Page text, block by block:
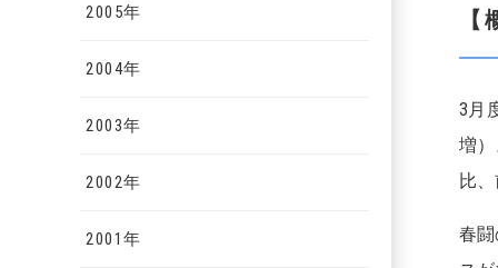
2005年
2004年
2003年
2002年
2001年
【
3月
増
比
春